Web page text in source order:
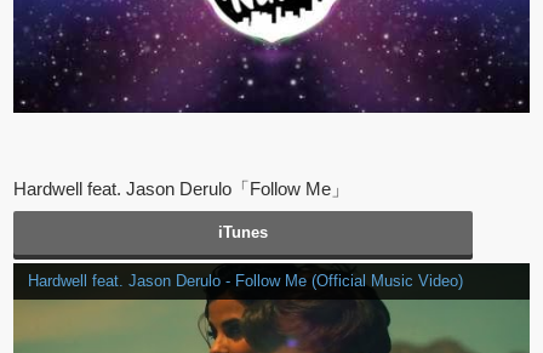
Hardwell feat. Jason Derulo「Follow Me」
iTunes
Hardwell feat. Jason Derulo - Follow Me (Official Music Video)